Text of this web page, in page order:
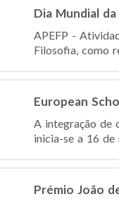
Dia Mundial
APEFP -
Filosofia, como
European
A integração de
inicia-se a 16 de
Prémio João